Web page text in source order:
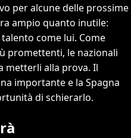
per alcune delle prossime
ampio quanto inutile:
come lui. Come
promettenti, le nazionali
metterli alla prova. Il
importante e la Spagna
di schierarlo.